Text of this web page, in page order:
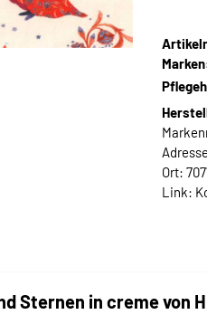
Ort:
Link:
Sternen in creme von